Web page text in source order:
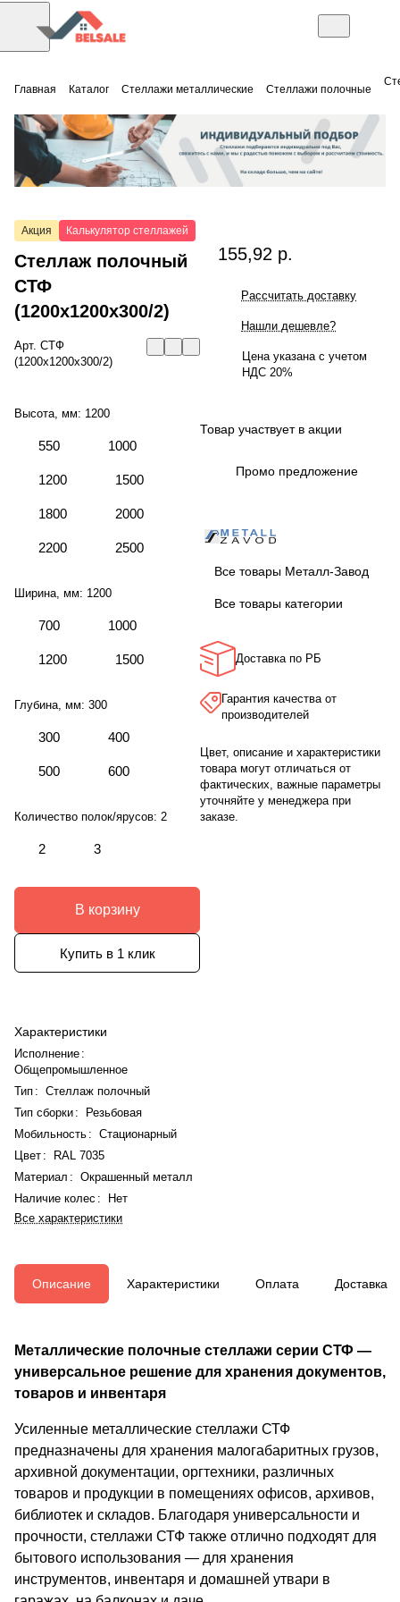
Главная Каталог Стеллажи металлические Стеллажи полочные
Акция Калькулятор стеллажей
Стеллаж полочный
СТФ
(1200x1200x300/2)
Арт. СТФ
(1200x1200x300/2)
Высота, мм: 1200
550 1000
1200 1500
1800 2000
2200 2500
Ширина, мм: 1200
700 1000
1200 1500
Глубина, мм: 300
300 400
500 600
Количество полок/ярусов: 2
2 3
В корзину
Купить в 1 клик
Характеристики
Исполнение :
Общепромышленное
Тип : Стеллаж полочный
Тип сборки:
Резьбовая
Мобильность : Стационарный
Цвет :
RAL 7035
Материал : Окрашенный металл
Наличие колес :
Нет
Все характеристики
155,92 р.
Рассчитать доставку
Нашли дешевле?
Цена указана с учетом
НДС 20%
Товар участвует в акции
Промо предложение
Все товары Металл-Завод
Все товары категории
Доставка по РБ
Гарантия качества от
производителей
Цвет, описание и характеристики
товара могут отличаться от
фактических, важные параметры
уточняйте у менеджера при
заказе.
Описание Характеристики Оплата Доставка
Металлические полочные стеллажи серии СТФ —
универсальное решение для хранения документов,
товаров и инвентаря
Усиленные металлические стеллажи СТФ
предназначены для хранения малогабаритных грузов,
архивной документации, оргтехники, различных
товаров и продукции в помещениях офисов, архивов,
библиотек и складов. Благодаря универсальности и
прочности, стеллажи СТФ также отлично подходят для
бытового использования — для хранения
инструментов, инвентаря и домашней утвари в